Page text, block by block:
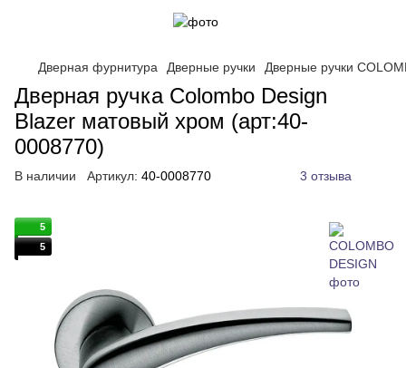
Дверная фурнитура Дверные ручки Дверные ручки
Дверная ручка Colombo Design
Blazer матовый хром (арт:40-
0008770)
В наличии Артикул: 40-0008770 3 отзыва
5
5